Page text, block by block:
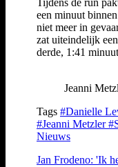
een minuut
niet meer in
zat uiteindelijk
derde, 1:41
Jeanni
Tags #Danielle
#Jeanni Metzler
Nieuws
Jan Frodeno: 'Ik